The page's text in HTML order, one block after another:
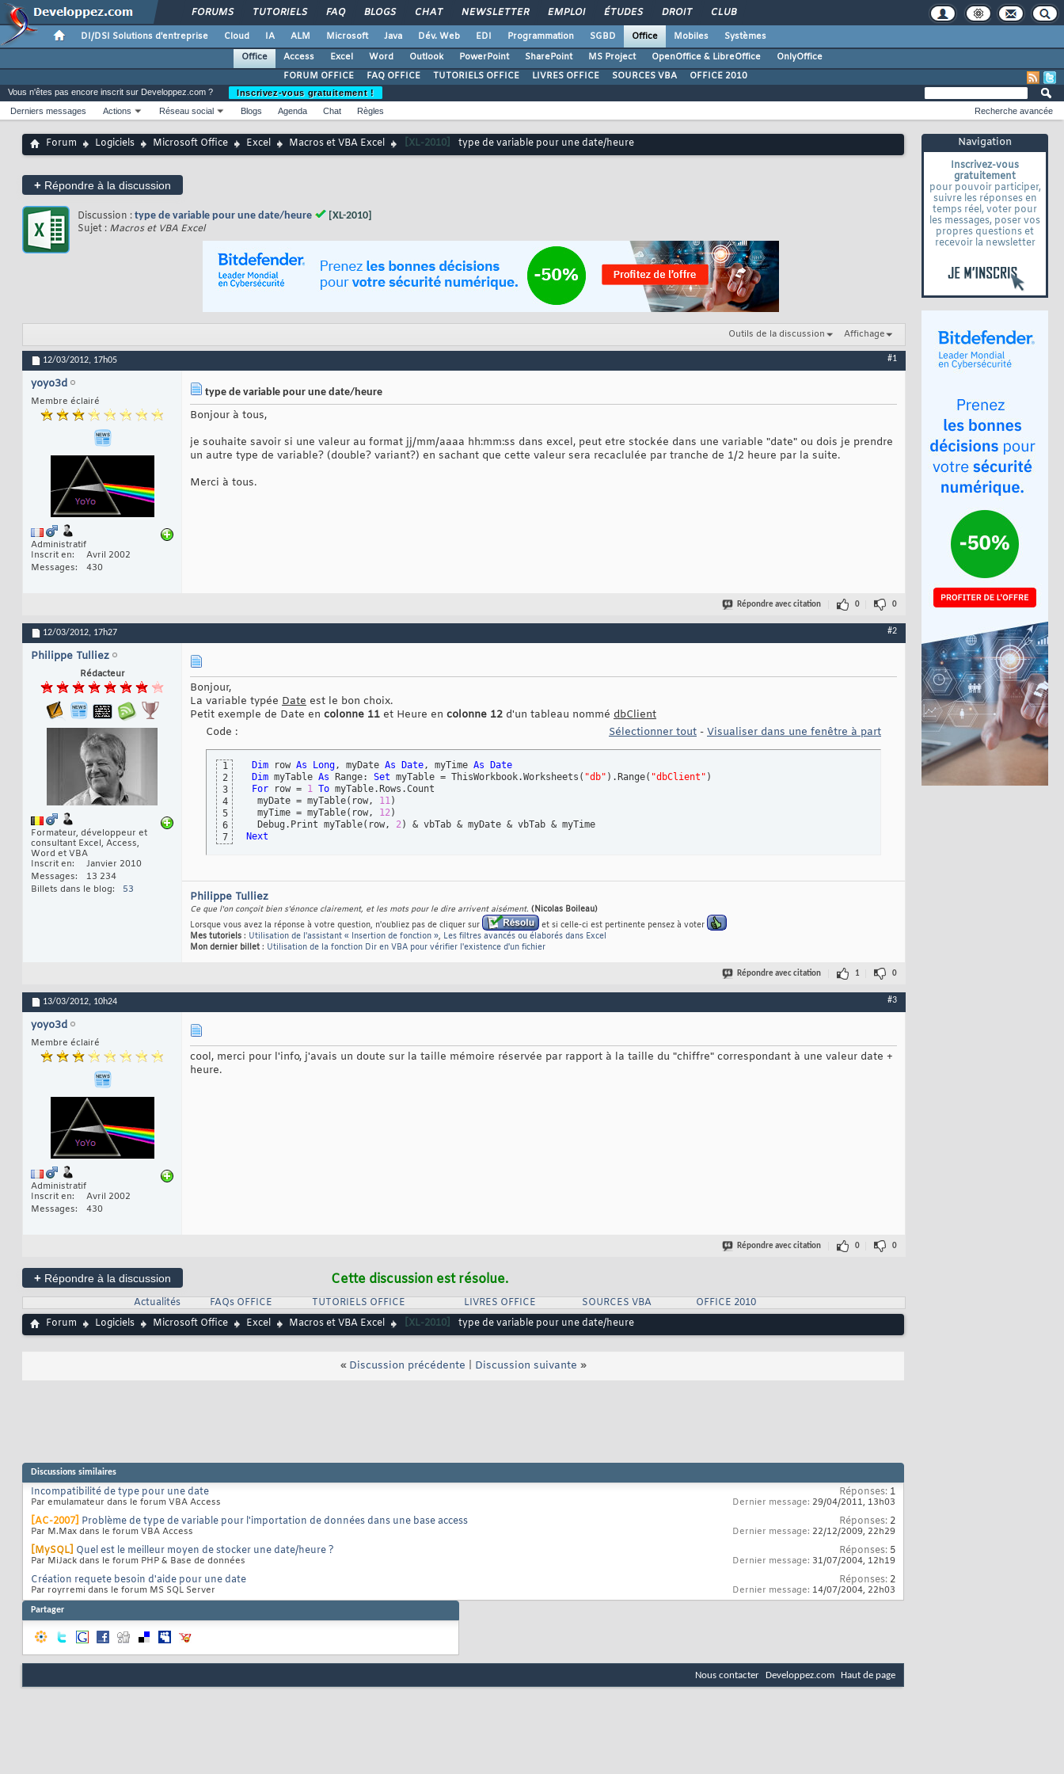
FORUMS TUTORIELS FAQ BLOGS CHAT NEWSLETTER EMPLOI ÉTUDES DROIT CLUB
DI/DSI Solutions d'entreprise Cloud IA ALM Microsoft Java Dév. Web EDI Programmation SGBD Office Mobiles
Systèmes
Office
Access Excel Word Outlook PowerPoint SharePoint MS Project OpenOffice & LibreOffice
OnlyOffice
FORUM OFFICE
FAQ OFFICE TUTORIELS OFFICE LIVRES OFFICE SOURCES VBA OFFICE 2010
Navigation
Inscrivez-vous
gratuitement
pour pouvoir participer,
suivre les réponses en
temps réel, voter pour
les messages, poser vos
propres questions et
recevoir la newsletter
Vous n'êtes pas encore inscrit sur Developpez.com ?
Inscrivez-vous gratuitement !
Derniers messages
Actions Réseau social Blogs Agenda Chat Règles Recherche avancée
Forum Logiciels Microsoft Office Excel Macros et VBA Excel [XL-2010] type de variable pour une date/heure
+ Répondre à la discussion
Discussion : type de variable pour une date/heure [XL-2010]
Sujet : Macros et VBA Excel
Outils de la discussion Affichage
12/03/2012, 17h05 #1
yoyo3d
Membre éclairé
Administratif
Inscrit en
Avril 2002
Messages
430
type de variable pour une date/heure
Bonjour à tous,
je souhaite savoir si une valeur au format jj/mm/aaaa hh:mm:ss dans excel, peut etre stockée dans une variable "date" ou dois je prendre
un autre type de variable? (double? variant?) en sachant que cette valeur sera recaclulée par tranche de 1/2 heure par la suite.
Merci à tous.
Répondre avec citation 0 0
12/03/2012, 17h27 #2
Philippe Tulliez
Rédacteur
Formateur, développeur et
consultant Excel, Access,
Word et VBA
Inscrit en
Janvier 2010
Messages
13 234
Billets dans le blog
53
Bonjour,
La variable typée Date est le bon choix.
Petit exemple de Date en colonne 11 et Heure en colonne 12 d'un tableau nommé dbClient
Code :
Sélectionner tout - Visualiser dans une fenêtre à part
1
2
3
4
5
6
7
Dim row As Long, myDate As Date, myTime As
Date
Dim myTable As Range: Set myTable = ThisWorkbook.Worksheets ( "db" ) .Range( "dbClient" )
For row = 1 To myTable.Rows.Count
  myDate = myTable
( row, 11)
  myTime = myTable
( row, 12)
  Debug.Print myTable
( row, 2)
Next
Philippe Tulliez
Ce que l'on conçoit bien s'énonce clairement, et les mots pour le dire arrivent aisément. (Nicolas Boileau)
Lorsque vous avez la réponse à votre question, n'oubliez pas de cliquer sur
et si celle-ci est pertinente pensez à voter
Mes tutoriels : Utilisation de l'assistant « Insertion de fonction », Les filtres avancés ou élaborés dans Excel
Mon dernier billet : Utilisation de la fonction Dir en VBA pour vérifier l'existence d'un fichier
Répondre avec citation 1 0
13/03/2012, 10h24 #3
yoyo3d
Membre éclairé
Administratif
Inscrit en
Avril 2002
Messages
430
cool, merci pour l'info, j'avais un doute sur la taille mémoire réservée par rapport à la taille du "chiffre" correspondant à une valeur date +
heure.
Répondre avec citation 0 0
+ Répondre à la discussion Cette discussion est résolue.
Actualités FAQs OFFICE TUTORIELS OFFICE LIVRES OFFICE SOURCES VBA
OFFICE 2010
Forum
Logiciels Microsoft Office Excel Macros et VBA Excel [XL-2010] type de variable pour une date/heure
« Discussion précédente Discussion suivante »
Discussions similaires
Incompatibilité de type pour une date
Par emulamateur dans le forum VBA Access
Réponses: 1
Dernier message: 29/04/2011, 13h03
[AC-2007] Problème de type de variable pour l'importation de données dans une base access
Par M.Max dans le forum VBA Access
Réponses: 2
Dernier message: 22/12/2009, 22h29
[MySQL] Quel est le meilleur moyen de stocker une date/heure ?
Par MiJack dans le forum PHP & Base de données
Réponses: 5
Dernier message: 31/07/2004, 12h19
Création requete besoin d'aide pour une date
Par royrremi dans le forum MS SQL Server
Réponses: 2
Dernier message: 14/07/2004, 22h03
Partager
Nous contacter Developpez.com Haut de page